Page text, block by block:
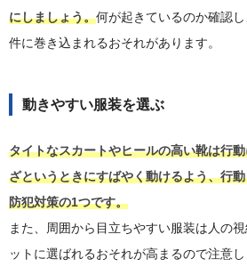
にしましょう。何が起きているのか確認
件に巻き込まれるおそれがあります。
動きやすい服装を選ぶ
タイトなスカートやヒールの高い靴は行
ざというときにすばやく動けるよう、行
防犯対策の1つです。
また、周囲から目立ちやすい服装は人の
ットに選ばれるおそれが高まるので注意し